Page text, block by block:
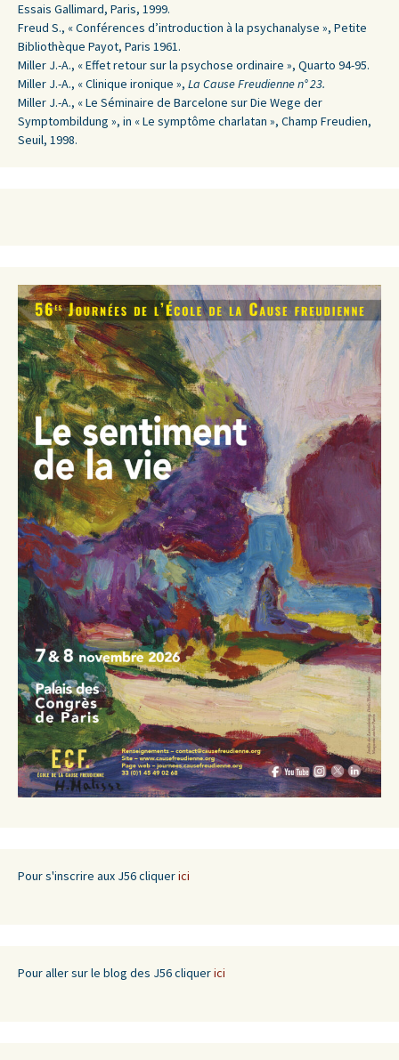
Essais Gallimard, Paris, 1999.
Freud S., « Conférences d’introduction à la psychanalyse », Petite
Bibliothèque Payot, Paris 1961.
Miller J.-A., « Effet retour sur la psychose ordinaire », Quarto 94-95.
Miller J.-A., « Clinique ironique », La Cause Freudienne n° 23.
Miller J.-A., « Le Séminaire de Barcelone sur Die Wege der
Symptombildung », in « Le symptôme charlatan », Champ Freudien,
Seuil, 1998.
Pour s'inscrire aux J56 cliquerici
Pour aller sur le blog des J56 cliquerici